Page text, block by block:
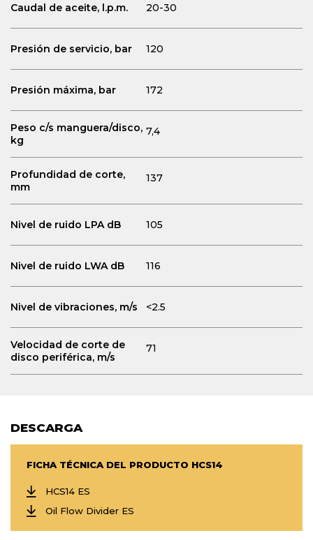
Caudal de aceite, l.p.m. 20-30
Presión de servicio, bar 120
Presión máxima, bar 172
Peso c/s manguera/disco,
kg
7,4
Profundidad de corte,
mm
137
Nivel de ruido LPA dB 105
Nivel de ruido LWA dB 116
Nivel de vibraciones, m/s <2.5
Velocidad de corte de
disco periférica, m/s
71
DESCARGA
FICHA TÉCNICA DEL PRODUCTO HCS14
HCS14 ES
Oil Flow Divider ES